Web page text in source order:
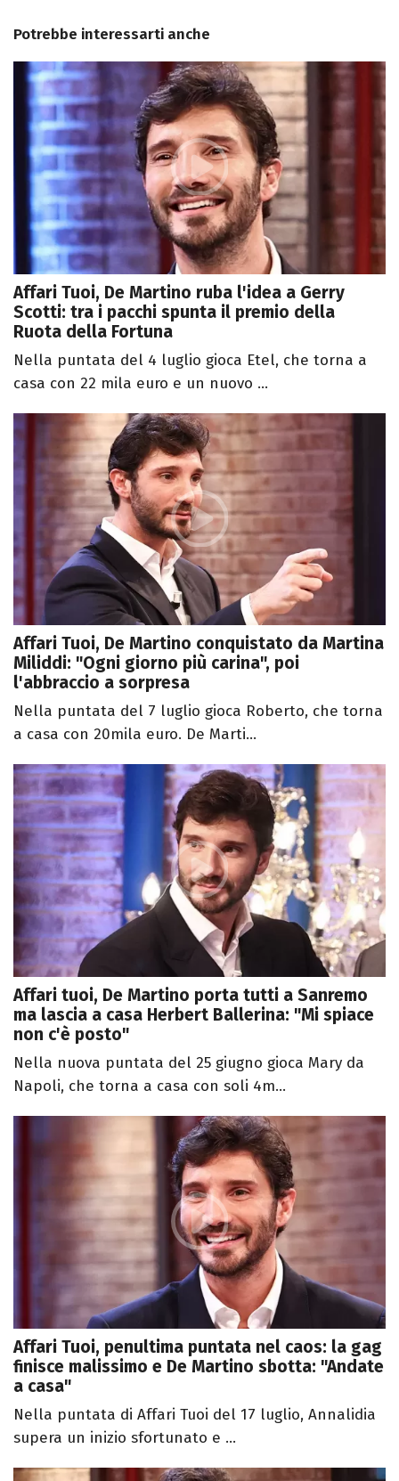
Potrebbe interessarti anche
Affari Tuoi, De Martino ruba l'idea a Gerry
Scotti: tra i pacchi spunta il premio della
Ruota della Fortuna
Nella puntata del 4 luglio gioca Etel, che torna a
casa con 22 mila euro e un nuovo ...
Affari Tuoi, De Martino conquistato da Martina
Miliddi: "Ogni giorno più carina", poi
l'abbraccio a sorpresa
Nella puntata del 7 luglio gioca Roberto, che torna
a casa con 20mila euro. De Marti...
Affari tuoi, De Martino porta tutti a Sanremo
ma lascia a casa Herbert Ballerina: "Mi spiace
non c'è posto"
Nella nuova puntata del 25 giugno gioca Mary da
Napoli, che torna a casa con soli 4m...
Affari Tuoi, penultima puntata nel caos: la gag
finisce malissimo e De Martino sbotta: "Andate
a casa"
Nella puntata di Affari Tuoi del 17 luglio, Annalidia
supera un inizio sfortunato e ...